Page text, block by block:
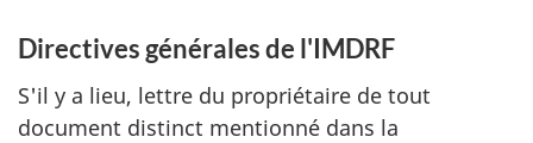
Directives générales de l'IMDRF
S'il y a lieu, lettre du propriétaire de tout
document distinct mentionné dans la